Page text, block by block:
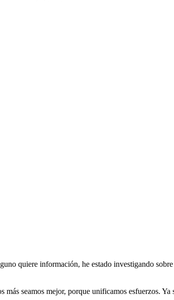
quiere información, he estado investigando
seamos mejor, porque unificamos esfuerzos.